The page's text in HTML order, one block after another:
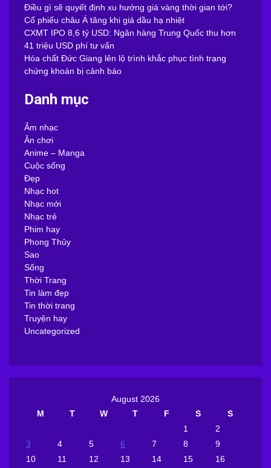
Điều gì sẽ quyết định xu hướng giá vàng thời gian tới?
Cổ phiếu châu Á tăng khi giá dầu hạ nhiệt
CXMT IPO 8,6 tỷ USD: Ngân hàng Trung Quốc thu hơn
41 triệu USD phí tư vấn
Hóa chất Đức Giang lên lộ trình khắc phục tình trạng
chứng khoán bị cảnh báo
Danh mục
Âm nhạc
Ăn chơi
Anime – Manga
Cuộc sống
Đẹp
Nhạc hot
Nhạc mới
Nhạc trẻ
Phim hay
Phong Thủy
Sao
Sống
Thời Trang
Tin làm đẹp
Tin thời trang
Truyện hay
Uncategorized
August 2026
M
T W T F S
S
1
2
3
4 5 6 7 8
9
10
11 12 13 14 15
16